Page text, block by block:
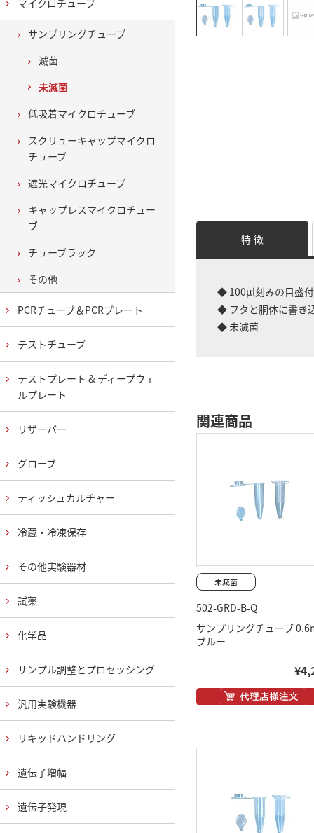
特 徴
◆ 100μl刻みの目盛付
◆ フタと胴体に書き
◆ 未滅菌
関連商品
502-GRD-B-Q
サンプリングチューブ
ブルー
マイクロチューブ
サンプリングチューブ
滅菌
未滅菌
低吸着マイクロチューブ
スクリューキャップマイクロ
チューブ
遮光マイクロチューブ
キャップレスマイクロチュー
ブ
チューブラック
その他
PCRチューブ＆PCRプレート
テストチューブ
テストプレート & ディープウェ
ルプレート
リザーバー
グローブ
ティッシュカルチャー
冷蔵・冷凍保存
その他実験器材
試薬
化学品
サンプル調整とプロセッシング
汎用実験機器
リキッドハンドリング
遺伝子増幅
遺伝子発現